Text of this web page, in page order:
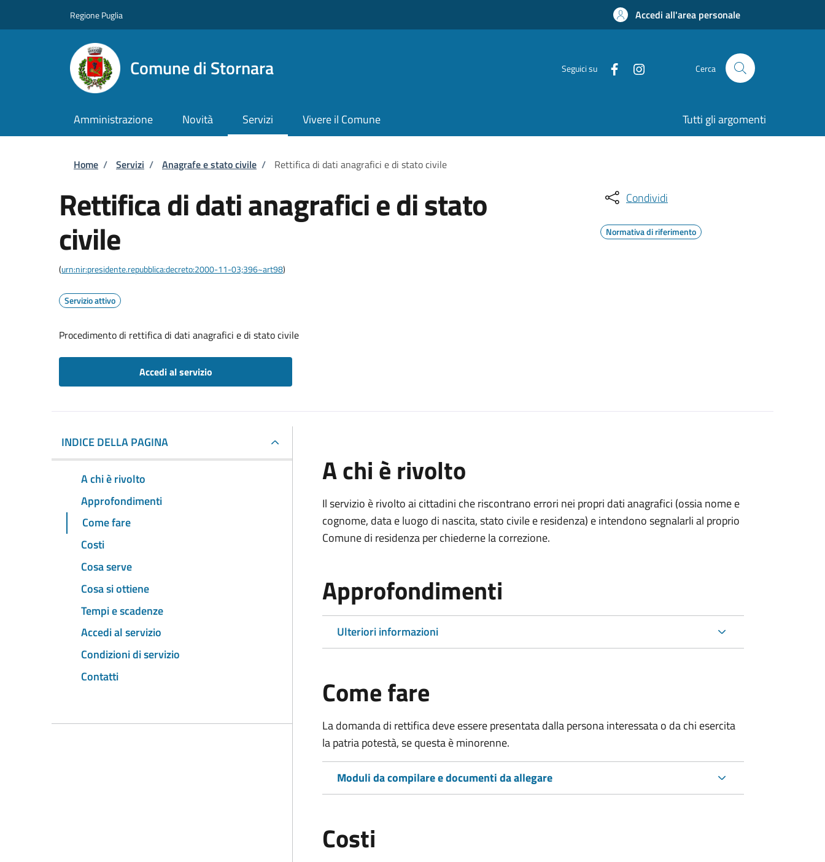
Regione Puglia Accedi all'area personale
Comune di Stornara Seguici su Cerca
Amministrazione Novità Servizi Vivere il Comune Tutti gli argomenti
Briciole di pane
Home / Servizi / Anagrafe e stato civile / Rettifica di dati anagrafici e di stato civile
Rettifica di dati anagrafici e di stato
civile
(urn:nir:presidente.repubblica:decreto:2000-11-03;396~art98)
Servizio attivo
Procedimento di rettifica di dati anagrafici e di stato civile
Accedi al servizio
Condividi
Normativa di riferimento
INDICE DELLA PAGINA
A chi è rivolto
Approfondimenti
Come fare
Costi
Cosa serve
Cosa si ottiene
Tempi e scadenze
Accedi al servizio
Condizioni di servizio
Contatti
A chi è rivolto
Il servizio è rivolto ai cittadini che riscontrano errori nei propri dati anagrafici (ossia nome e
cognome, data e luogo di nascita, stato civile e residenza) e intendono segnalarli al proprio
Comune di residenza per chiederne la correzione.
Approfondimenti
Ulteriori informazioni
Come fare
La domanda di rettifica deve essere presentata dalla persona interessata o da chi esercita
la patria potestà, se questa è minorenne.
Moduli da compilare e documenti da allegare
Costi